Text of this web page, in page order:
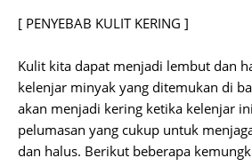
[ PENYEBAB KULIT KERING ]
Kulit kita dapat menjadi lembut dan
kelenjar minyak yang ditemukan di
akan menjadi kering ketika kelenjar
pelumasan yang cukup untuk
dan halus. Berikut beberapa